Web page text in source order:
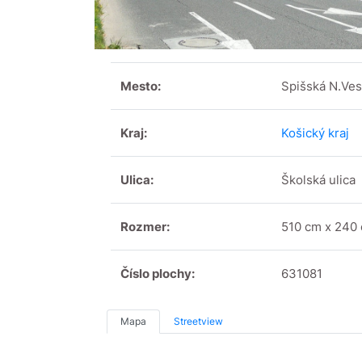
Mesto: Spišská N.Ves
Kraj: Košický kraj
Ulica: Školská ulica
Rozmer: 510 cm x 240
Číslo plochy: 631081
Mapa Streetview